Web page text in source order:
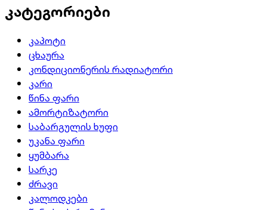
კატეგორიები
კაპოტი
ცხაურა
კონდიციონერის რადიატორი
კარი
წინა ფარი
ამორტიზატორი
საბარგულის ხუფი
უკანა ფარი
ყუმბარა
სარკე
ძრავი
კალოდკები